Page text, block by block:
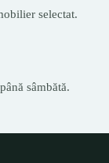
selectat.
sâmbătă.